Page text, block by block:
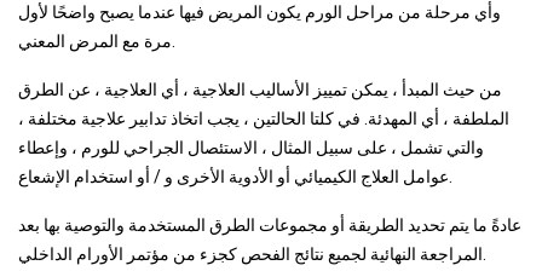
وأي مرحلة من مراحل الورم يكون المريض فيها عندما يصبح واضحًا لأول
من حيث المبدأ ، يمكن تمييز الأساليب العلاجية ، أي العلاجية ، عن الطرق
الملطفة ، أي المهدئة. في كلتا الحالتين ، يجب اتخاذ تدابير علاجية مختلفة ،
والتي تشمل ، على سبيل المثال ، الاستئصال الجراحي للورم ، وإعطاء
عادةً ما يتم تحديد الطريقة أو مجموعات الطرق المستخدمة والتوصية بها بعد